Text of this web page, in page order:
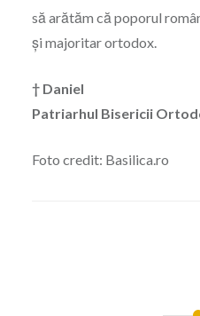
să arătăm că poporul
și majoritar ortodox.
† Daniel
Patriarhul Bisericii
Foto credit: Basilica.ro